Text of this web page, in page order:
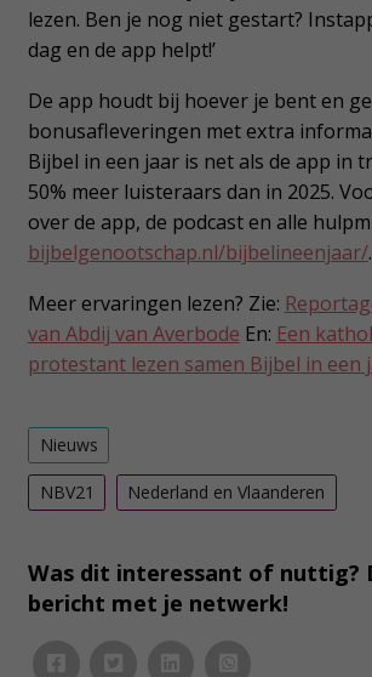
lezen. Ben je nog niet gestart?
dag en de app helpt!’
De app houdt bij hoever je bent en
bonusafleveringen met extra
Bijbel in een jaar is net als de app in
50% meer luisteraars dan in 2025.
over de app, de podcast en alle
bijbelgenootschap.nl/bijbelineenjaar/.
Meer ervaringen lezen? Zie:
van Abdij van Averbode En: Een
protestant lezen samen Bijbel in een
Nieuws
NBV21 Nederland en Vlaanderen
Was dit interessant of nuttig?
bericht met je netwerk!